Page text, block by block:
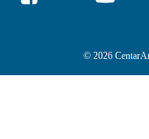
© 2026